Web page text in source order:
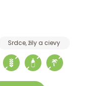
Srdce, žily a cievy